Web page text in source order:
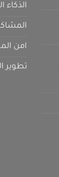
الذكاء
امن
تطوير